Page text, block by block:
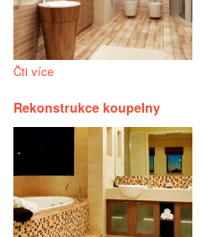
Čti více
Rekonstrukce koupelny